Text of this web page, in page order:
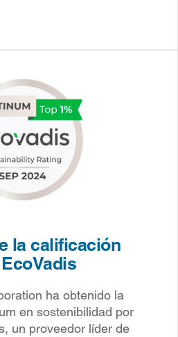
la calificación
ha obtenido la
en sostenibilidad por
un proveedor líder de